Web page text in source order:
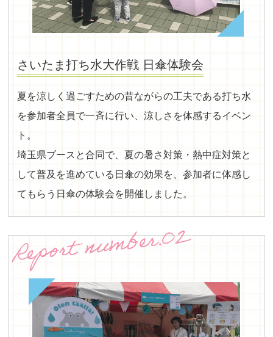
さいたま打ち水大作戦 日傘体験会
夏を涼しく過ごすための昔ながらの工夫である打ち水
を参加者全員で一斉に行い、涼しさを体感するイベン
ト。
埼玉県ブースと合同で、夏の暑さ対策・熱中症対策と
して普及を進めている日傘の効果を、参加者に体感し
てもらう日傘の体験会を開催しました。